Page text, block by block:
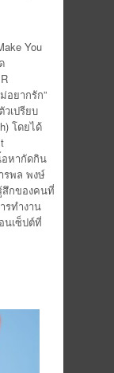
You
อยากรัก”
วเปรียบ
โดยได้
อหากัดกิน
รพล พงษ์
สึกของคนที่
รทำงาน
นเซ็ปต์ที่